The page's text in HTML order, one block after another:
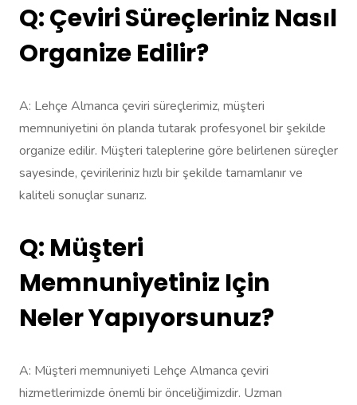
Q: Çeviri Süreçleriniz Nasıl
Organize Edilir?
A: Lehçe Almanca çeviri süreçlerimiz, müşteri
memnuniyetini ön planda tutarak profesyonel bir şekilde
organize edilir. Müşteri taleplerine göre belirlenen süreçler
sayesinde, çevirileriniz hızlı bir şekilde tamamlanır ve
kaliteli sonuçlar sunarız.
Q: Müşteri
Memnuniyetiniz Için
Neler Yapıyorsunuz?
A: Müşteri memnuniyeti Lehçe Almanca çeviri
hizmetlerimizde önemli bir önceliğimizdir. Uzman